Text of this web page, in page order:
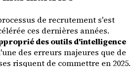
de recrutement s'est
ces dernières années.
des outils d'intelligence
des erreurs majeures que de
risquent de commettre en 2025.